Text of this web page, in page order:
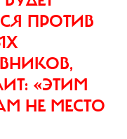
ПРОТИВ
«ЭТИМ
НЕ МЕСТО